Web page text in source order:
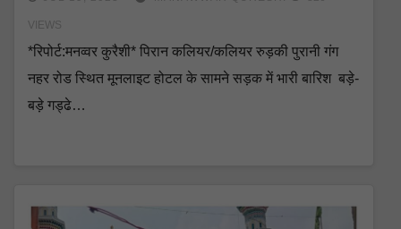
VIEWS
*रिपोर्ट:मनव्वर कुरैशी* पिरान कलियर/कलियर रुड़की पुरानी गंग
नहर रोड स्थित मूनलाइट होटल के सामने सड़क में भारी बारिश बड़े-
बड़े गड्ढे…